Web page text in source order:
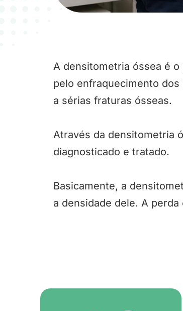
A densitometria óssea é
pelo enfraquecimento
a sérias fraturas ósseas.
Através da densitometria
diagnosticado e tratado.
Basicamente, a
a densidade dele. A